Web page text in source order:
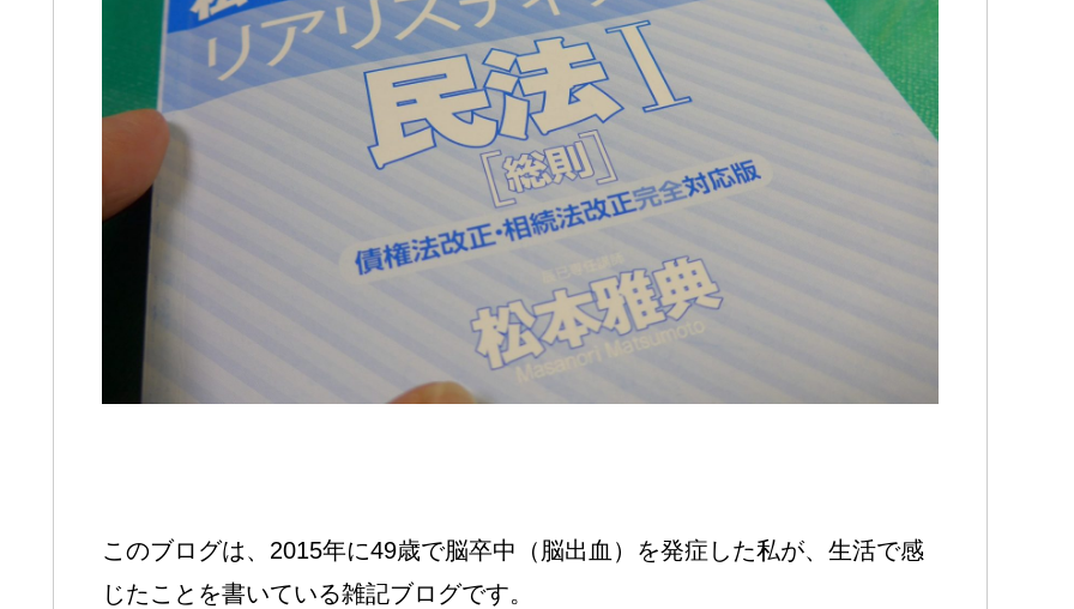
このブログは、2015年に49歳で脳卒中（脳出血）を発症した私が、生活で感
じたことを書いている雑記ブログです。